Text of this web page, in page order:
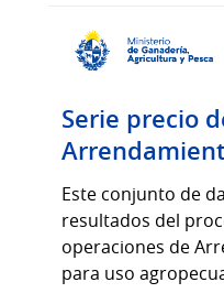
Serie precio
Este conjunto de
resultados del
operaciones de
para uso